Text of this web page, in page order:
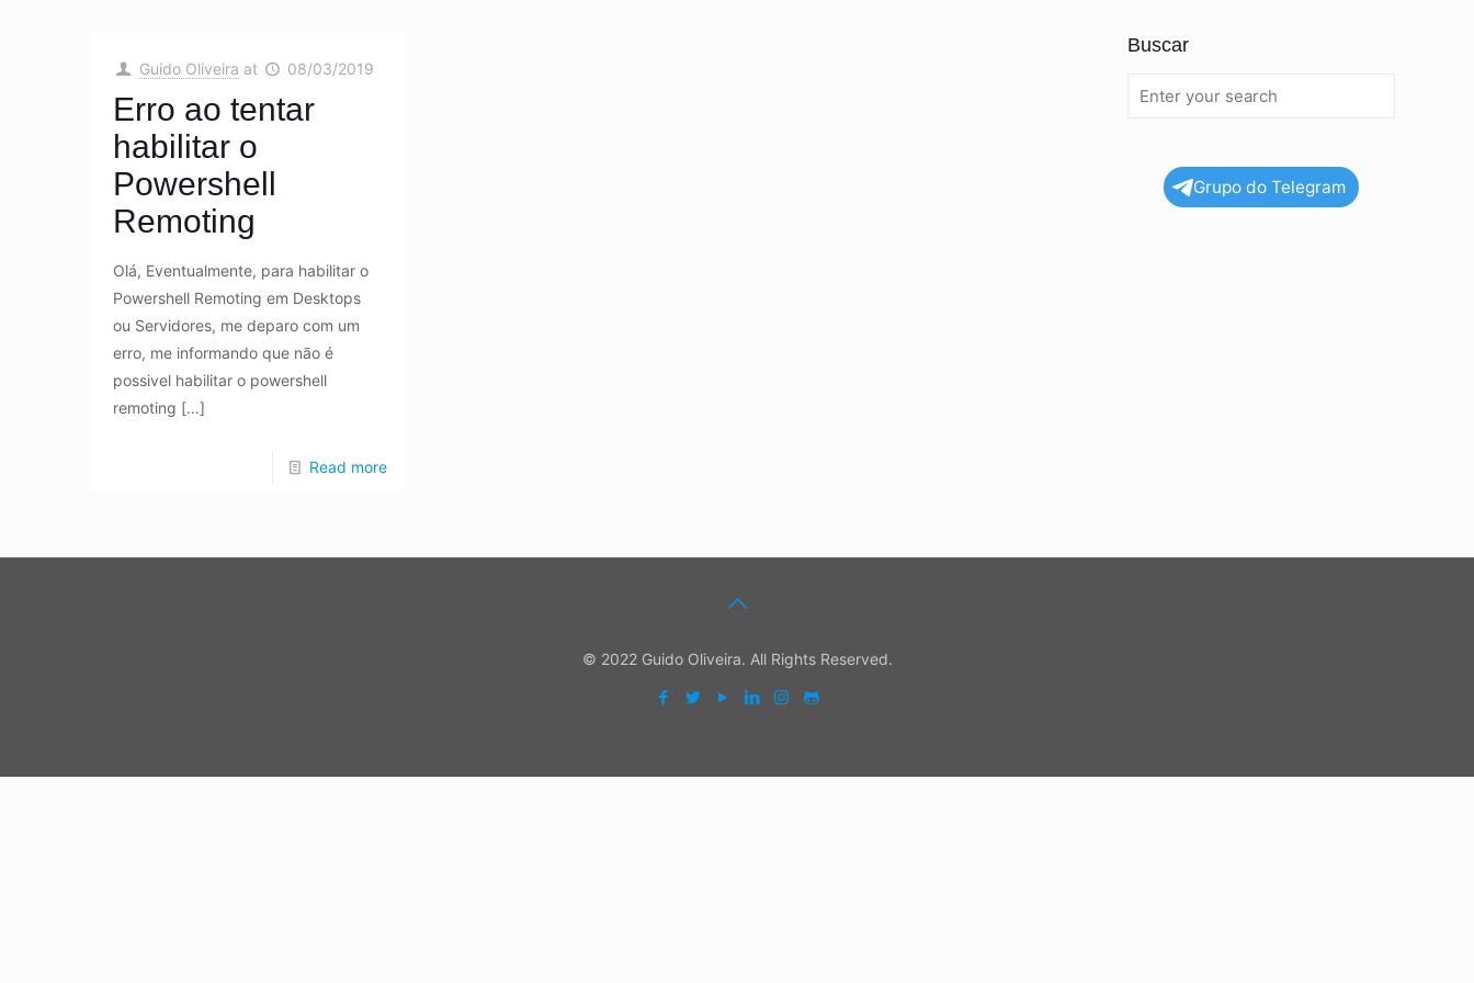
Guido Oliveira at 08/03/2019
Erro ao tentar
habilitar o
Powershell
Remoting
Olá, Eventualmente, para habilitar o
Powershell Remoting em Desktops
ou Servidores, me deparo com um
erro, me informando que não é
possivel habilitar o powershell
remoting […]
Read more
Buscar
Grupo do Telegram
© 2022 Guido Oliveira. All Rights Reserved.